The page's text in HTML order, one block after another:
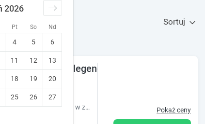
Pt So Nd
2026
4 5 6
11 12 13
18 19 20
25 26 27
Sortuj
- na szlaku legend...
Wyjątkowy!
Zapraszamy do Czarnej Jachty. Tylko u nas piękny widok na jezioro, a w zasięgu wzroku bociany, żurawie i czaple. Pokaż ceny